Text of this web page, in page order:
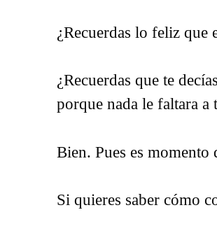
¿Recuerdas lo feliz que
¿Recuerdas que te
porque nada le faltara a
Bien. Pues es momento
Si quieres saber cómo